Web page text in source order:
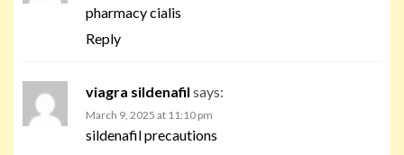
pharmacy cialis
Reply
viagra sildenafil says:
March 9, 2025 at 11:10 pm
sildenafil precautions